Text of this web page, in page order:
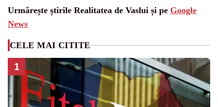
Urmărește știrile Realitatea de Vaslui și pe Google
News
CELE MAI CITITE
1